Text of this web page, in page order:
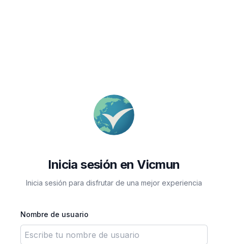
Inicia sesión en Vicmun
Inicia sesión para disfrutar de una mejor experiencia
Nombre de usuario